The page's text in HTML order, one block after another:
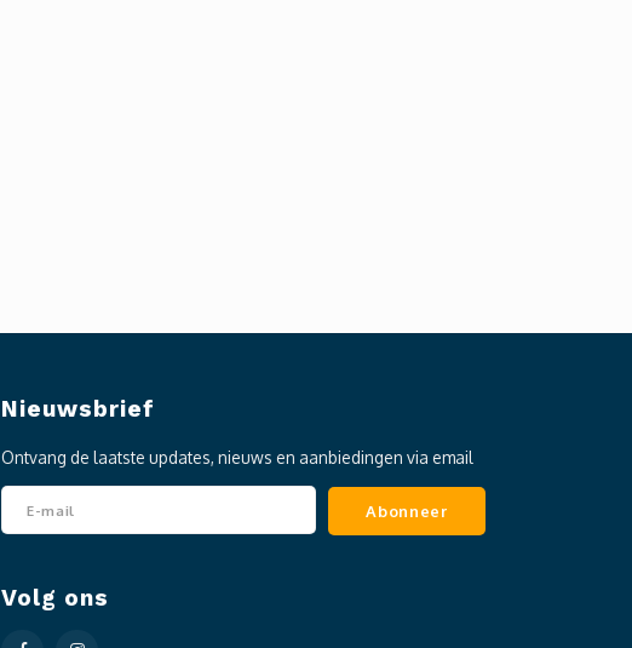
Nieuwsbrief
Ontvang de laatste updates, nieuws en aanbiedingen via email
Abonneer
Volg ons